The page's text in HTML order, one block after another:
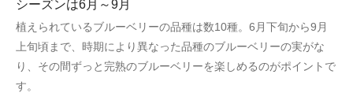
シーズンは6月～9月
植えられているブルーベリーの品種は数10種。6月下旬から9月
上旬頃まで、時期により異なった品種のブルーベリーの実がな
り、その間ずっと完熟のブルーベリーを楽しめるのがポイントで
す。